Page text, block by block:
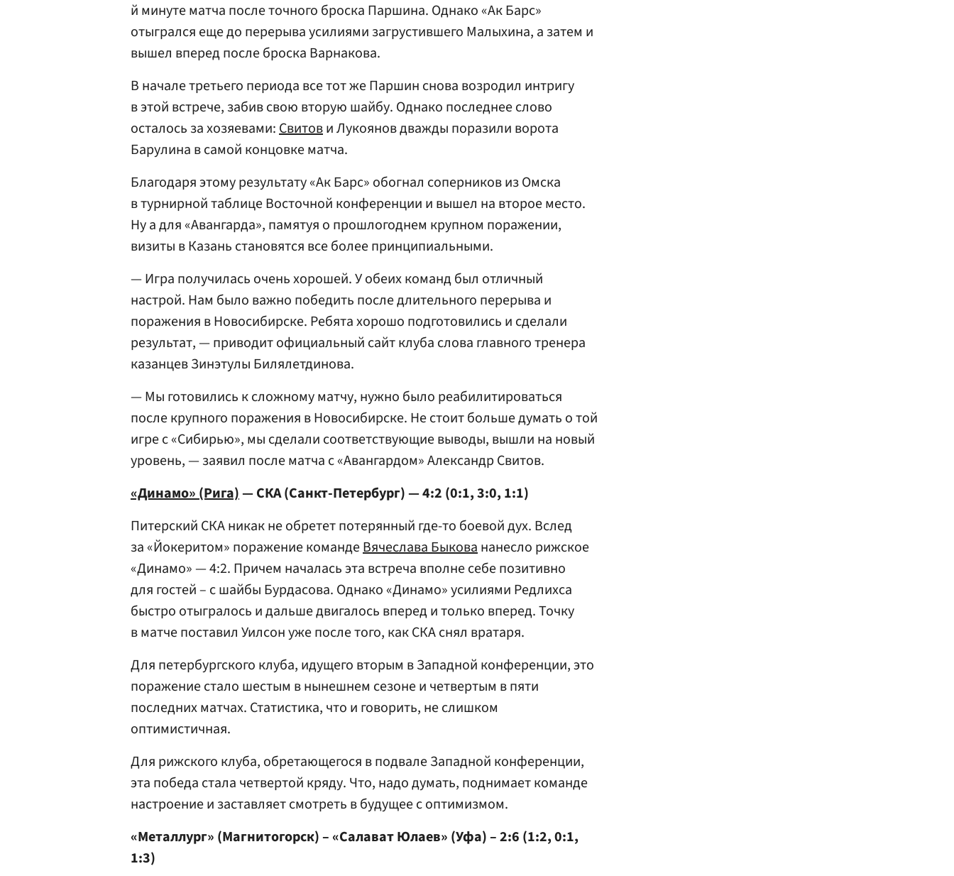
й минуте матча после точного броска Паршина. Однако «Ак Барс»
отыгрался еще до перерыва усилиями загрустившего Малыхина, а затем и
вышел вперед после броска Варнакова.
В начале третьего периода все тот же Паршин снова возродил интригу
в этой встрече, забив свою вторую шайбу. Однако последнее слово
осталось за хозяевами:Свитови Лукоянов дважды поразили ворота
Барулина в самой концовке матча.
Благодаря этому результату «Ак Барс» обогнал соперников из Омска
в турнирной таблице Восточной конференции и вышел на второе место.
Ну а для «Авангарда», памятуя о прошлогоднем крупном поражении,
визиты в Казань становятся все более принципиальными.
— Игра получилась очень хорошей. У обеих команд был отличный
настрой. Нам было важно победить после длительного перерыва и
поражения в Новосибирске. Ребята хорошо подготовились и сделали
результат, — приводит официальный сайт клуба слова главного тренера
казанцев Зинэтулы Билялетдинова.
— Мы готовились к сложному матчу, нужно было реабилитироваться
после крупного поражения в Новосибирске. Не стоит больше думать о той
игре с «Сибирью», мы сделали соответствующие выводы, вышли на новый
уровень, — заявил после матча с «Авангардом» Александр Свитов.
«Динамо» (Рига)— СКА (Санкт-Петербург) — 4:2 (0:1, 3:0, 1:1)
Питерский СКА никак не обретет потерянный где-то боевой дух. Вслед
за «Йокеритом» поражение командеВячеслава Быковананесло рижское
«Динамо» — 4:2. Причем началась эта встреча вполне себе позитивно
для гостей – с шайбы Бурдасова. Однако «Динамо» усилиями Редлихса
быстро отыгралось и дальше двигалось вперед и только вперед. Точку
в матче поставил Уилсон уже после того, как СКА снял вратаря.
Для петербургского клуба, идущего вторым в Западной конференции, это
поражение стало шестым в нынешнем сезоне и четвертым в пяти
последних матчах. Статистика, что и говорить, не слишком
оптимистичная.
Для рижского клуба, обретающегося в подвале Западной конференции,
эта победа стала четвертой кряду. Что, надо думать, поднимает команде
настроение и заставляет смотреть в будущее с оптимизмом.
«Металлург» (Магнитогорск) – «Салават Юлаев» (Уфа) – 2:6 (1:2, 0:1,
1:3)